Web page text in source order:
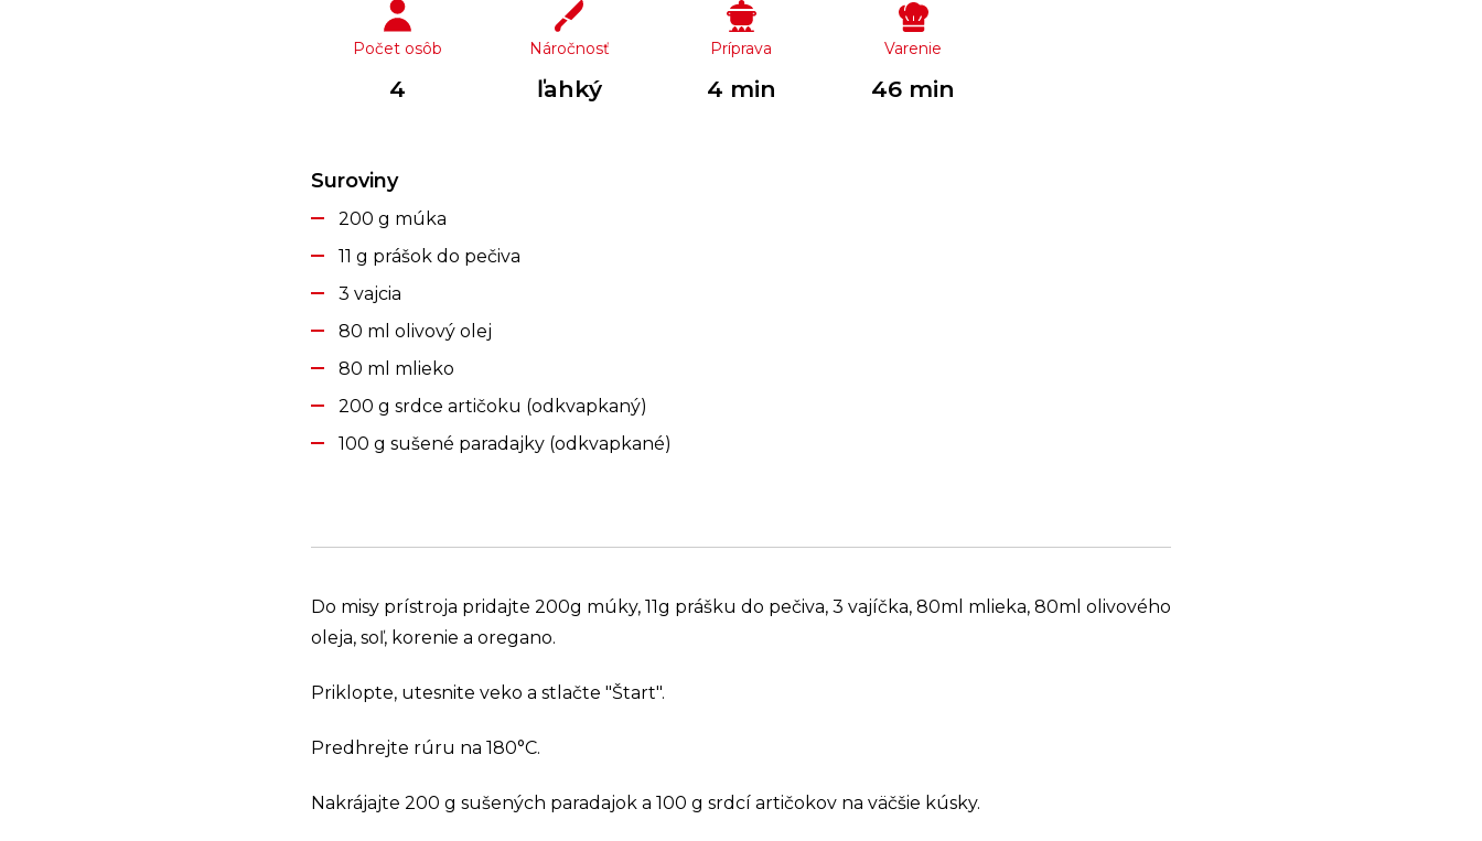
Počet osôb
4
Náročnosť
ľahký
Príprava
4 min
Varenie
46 min
Suroviny
200 g múka
11 g prášok do pečiva
3 vajcia
80 ml olivový olej
80 ml mlieko
200 g srdce artičoku (odkvapkaný)
100 g sušené paradajky (odkvapkané)
Do misy prístroja pridajte 200g múky, 11g prášku do pečiva, 3 vajíčka, 80ml mlieka, 80ml olivového
oleja, soľ, korenie a oregano.
Priklopte, utesnite veko a stlačte "Štart".
Predhrejte rúru na 180°C.
Nakrájajte 200 g sušených paradajok a 100 g srdcí artičokov na väčšie kúsky.